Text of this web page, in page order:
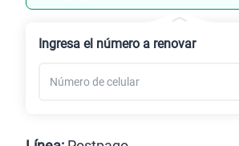
Ingresa el número a renovar